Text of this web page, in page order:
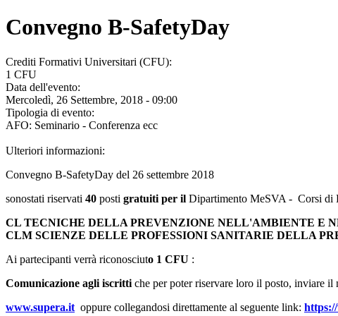
Convegno B-SafetyDay
Crediti Formativi Universitari (CFU):
1 CFU
Data dell'evento:
Mercoledì, 26 Settembre, 2018 - 09:00
Tipologia di evento:
AFO: Seminario - Conferenza ecc
Ulteriori informazioni:
Convegno B-SafetyDay del 26 settembre 2018
sonostati riservati 40 posti gratuiti per il Dipartimento MeSVA - Corsi di
CL TECNICHE DELLA PREVENZIONE NELL'AMBIENTE E
CLM SCIENZE DELLE PROFESSIONI SANITARIE DELLA
Ai partecipanti verrà riconosciuto 1 CFU :
Comunicazione agli iscritti che per poter riservare loro il posto, inviare il
www.supera.it oppure collegandosi direttamente al seguente link: